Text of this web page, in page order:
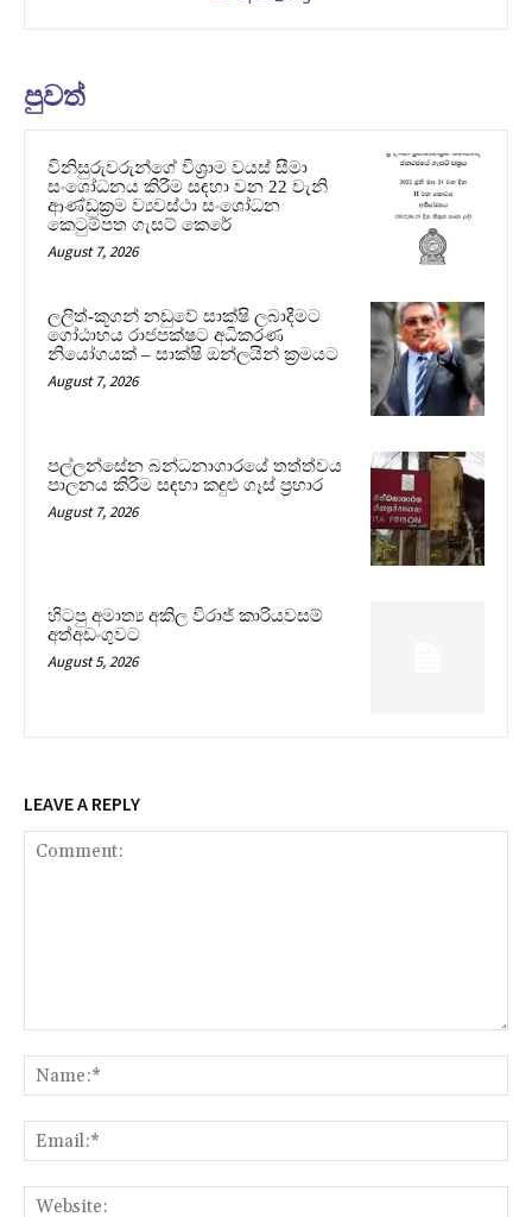
පුවත්
විනිසුරුවරුන්ගේ විශ්‍රාම වයස් සීමා
සංශෝධනය කිරීම සඳහා වන 22 වැනි
ආණ්ඩුක්‍රම ව්‍යවස්ථා සංශෝධන
කෙටුම්පත ගැසට් කෙරේ
August 7, 2026
ලලිත්-කූගන් නඩුවේ සාක්ෂි ලබාදීමට
ගෝඨාභය රාජපක්ෂට අධිකරණ
නියෝගයක් – සාක්ෂි ඔන්ලයින් ක්‍රමයට
August 7, 2026
පල්ලන්සේන බන්ධනාගාරයේ තත්ත්වය
පාලනය කිරීම සඳහා කඳුළු ගෑස් ප්‍රහාර
August 7, 2026
හිටපු අමාත්‍ය අකිල විරාජ් කාරියවසම්
අත්අඩංගුවට
August 5, 2026
LEAVE A REPLY